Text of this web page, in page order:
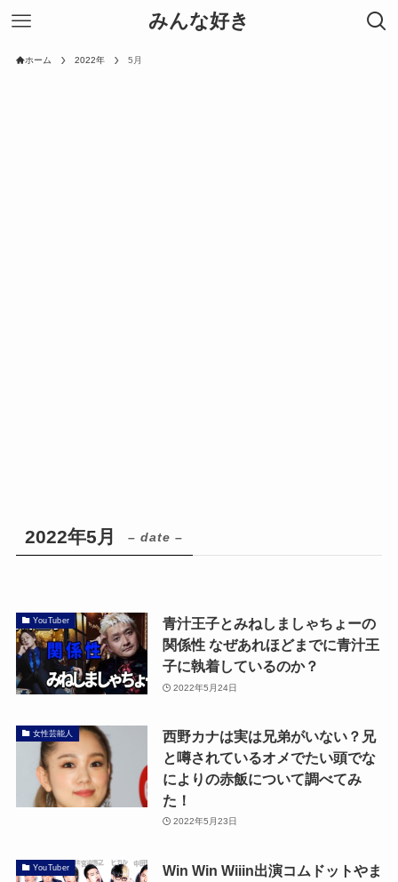
みんな好き
ホーム 2022年 5月
2022年5月 – date –
YouTuber
青汁王子とみねしましゃちょーの
関係性 なぜあれほどまでに青汁王
子に執着しているのか？
2022年5月24日
女性芸能人
西野カナは実は兄弟がいない？兄
と噂されているオメでたい頭でな
によりの赤飯について調べてみ
た！
2022年5月23日
YouTuber
Win Win Wiiin出演コムドットやま